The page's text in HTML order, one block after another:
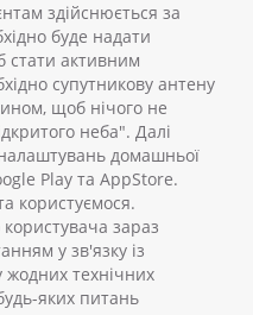
здійснюється за
буде надати
стати активним
супутникову антену
щоб нічого не
неба". Далі
домашньої
Play та AppStore.
користуємося.
зараз
у зв'язку із
жодних технічних
яких питань